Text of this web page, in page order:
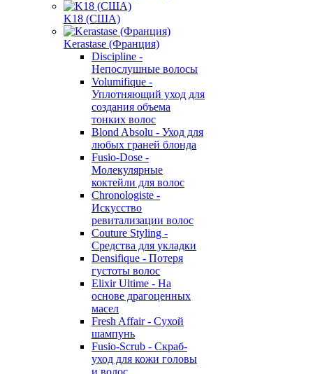
K18 (США)
Kerastase (Франция)
Discipline -
Непослушные волосы
Volumifique -
Уплотняющий уход для
создания объема
тонких волос
Blond Absolu - Уход для
любых граней блонда
Fusio-Dose -
Молекулярные
коктейли для волос
Chronologiste -
Искусство
ревитализации волос
Couture Styling -
Средства для укладки
Densifique - Потеря
густоты волос
Elixir Ultime - На
основе драгоценных
масел
Fresh Affair - Сухой
шампунь
Fusio-Scrub - Скраб-
уход для кожи головы
и волос